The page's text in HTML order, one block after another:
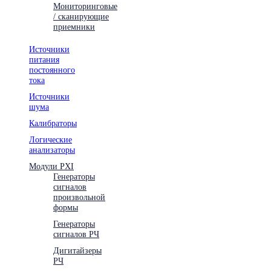
Мониторинговые
/ сканирующие
приемники
Источники
питания
постоянного
тока
Источники
шума
Калибраторы
Логические
анализаторы
Модули PXI
Генераторы
сигналов
произвольной
формы
Генераторы
сигналов РЧ
Дигитайзеры
РЧ